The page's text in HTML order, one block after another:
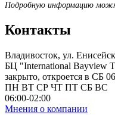
Подробную информацию
Контакты
Владивосток, ул.
БЦ "International Bayview
закрыто, откроется в СБ
ПН ВТ СР ЧТ ПТ СБ ВС
06:00-02:00
Мнения о компании